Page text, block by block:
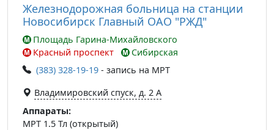
Железнодорожная больница на станции
Новосибирск Главный ОАО "РЖД"
Площадь Гарина-Михайловского
Красный проспект
Сибирская
(383) 328-19-19 - запись на МРТ
Владимировский спуск, д. 2 А
Аппараты:
МРТ 1.5 Тл (открытый)